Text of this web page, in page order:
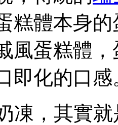
糕體本身
風蛋糕體
即化的口感
，其實就